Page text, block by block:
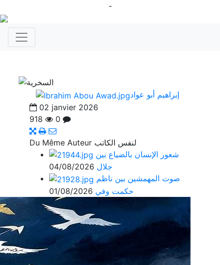
-
إبراهيم أبو عواد
02 janvier 2026
918
0
Du Même Auteur لنفس الكاتب
شعور الإنسان بالضياع بين
جلال 04/08/2026
صوت المهمشين بين ناظم
حكمت وفي 01/08/2026